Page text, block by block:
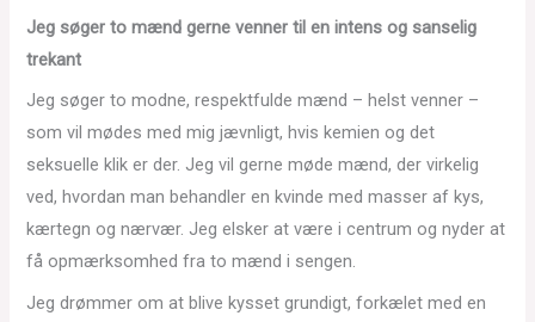
Jeg søger to mænd gerne venner til en intens og sanselig
trekant
Jeg søger to modne, respektfulde mænd – helst venner –
som vil mødes med mig jævnligt, hvis kemien og det
seksuelle klik er der. Jeg vil gerne møde mænd, der virkelig
ved, hvordan man behandler en kvinde med masser af kys,
kærtegn og nærvær. Jeg elsker at være i centrum og nyder at
få opmærksomhed fra to mænd i sengen.
Jeg drømmer om at blive kysset grundigt, forkælet med en